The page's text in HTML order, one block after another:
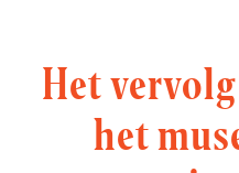
Het
het